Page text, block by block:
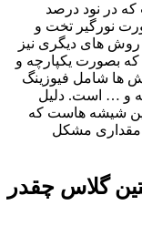
در نود درصد
نورگیر تخت و
روش های دیگری نیز
بصورت یکپارچه و
ها شامل فیوزینگ
و … است. دلیل
شیشه هاست که
مقداری مشکل
گلاس چقدر